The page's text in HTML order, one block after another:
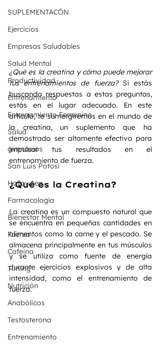
SUPLEMENTACÓN
Ejercicios
Empresas Saludables
Salud Mental
Productividad
Entrenamiento
Entrenamiento Femenino
Salud
gimnasios
San Luis Potosi
Halloween
Farmacología
Bienestar Mental
Fuerza
Cafeina
Timing
Nutrición
Anabólicos
Testosterona
Entrenamiento
¿Qué es la creatina y cómo puede mejorar
tus entrenamientos de fuerza? Si estás
buscando respuestas a estas preguntas,
estás en el lugar adecuado. En este
artículo, te sumergiremos en el mundo de
la creatina, un suplemento que ha
demostrado ser altamente efectivo para
impulsar tus resultados en el
entrenamiento de fuerza.
¿Qué es la Creatina?
La creatina es un compuesto natural que
se encuentra en pequeñas cantidades en
alimentos como la carne y el pescado. Se
almacena principalmente en tus músculos
y se utiliza como fuente de energía
durante ejercicios explosivos y de alta
intensidad, como el entrenamiento de
fuerza.